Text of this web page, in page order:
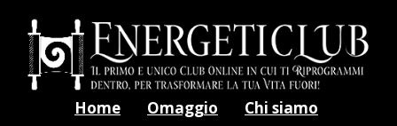
Home Omaggio
Chi siamo